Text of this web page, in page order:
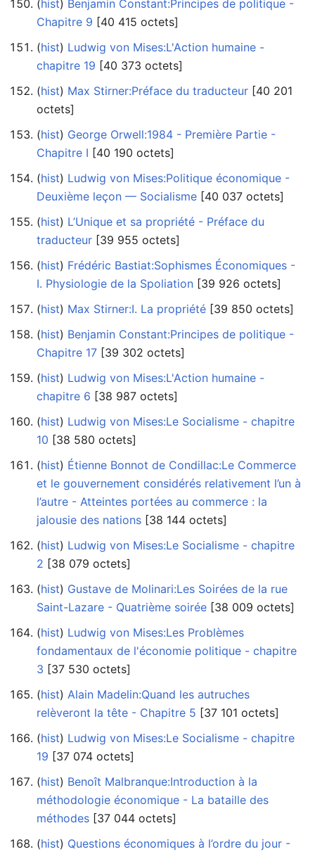
(hist) ‎ Benjamin Constant:Principes de politique -
Chapitre 9 ‎[40 415 octets]
(hist) ‎ Ludwig von Mises:L'Action humaine -
chapitre 19 ‎[40 373 octets]
(hist) ‎ Max Stirner:Préface du traducteur ‎[40 201
octets]
(hist) ‎ George Orwell:1984 - Première Partie -
Chapitre I ‎[40 190 octets]
(hist) ‎ Ludwig von Mises:Politique économique -
Deuxième leçon — Socialisme ‎[40 037 octets]
(hist) ‎ L’Unique et sa propriété - Préface du
traducteur ‎[39 955 octets]
(hist) ‎ Frédéric Bastiat:Sophismes Économiques -
I. Physiologie de la Spoliation ‎[39 926 octets]
(hist) ‎ Max Stirner:I. La propriété ‎[39 850 octets]
(hist) ‎ Benjamin Constant:Principes de politique -
Chapitre 17 ‎[39 302 octets]
(hist) ‎ Ludwig von Mises:L'Action humaine -
chapitre 6 ‎[38 987 octets]
(hist) ‎ Ludwig von Mises:Le Socialisme - chapitre
10 ‎[38 580 octets]
(hist) ‎ Étienne Bonnot de Condillac:Le Commerce
et le gouvernement considérés relativement l’un à
l’autre - Atteintes portées au commerce : la
jalousie des nations ‎[38 144 octets]
(hist) ‎ Ludwig von Mises:Le Socialisme - chapitre
2 ‎[38 079 octets]
(hist) ‎ Gustave de Molinari:Les Soirées de la rue
Saint-Lazare - Quatrième soirée ‎[38 009 octets]
(hist) ‎ Ludwig von Mises:Les Problèmes
fondamentaux de l'économie politique - chapitre
3 ‎[37 530 octets]
(hist) ‎ Alain Madelin:Quand les autruches
relèveront la tête - Chapitre 5 ‎[37 101 octets]
(hist) ‎ Ludwig von Mises:Le Socialisme - chapitre
19 ‎[37 074 octets]
(hist) ‎ Benoît Malbranque:Introduction à la
méthodologie économique - La bataille des
méthodes ‎[37 044 octets]
(hist) ‎ Questions économiques à l’ordre du jour -